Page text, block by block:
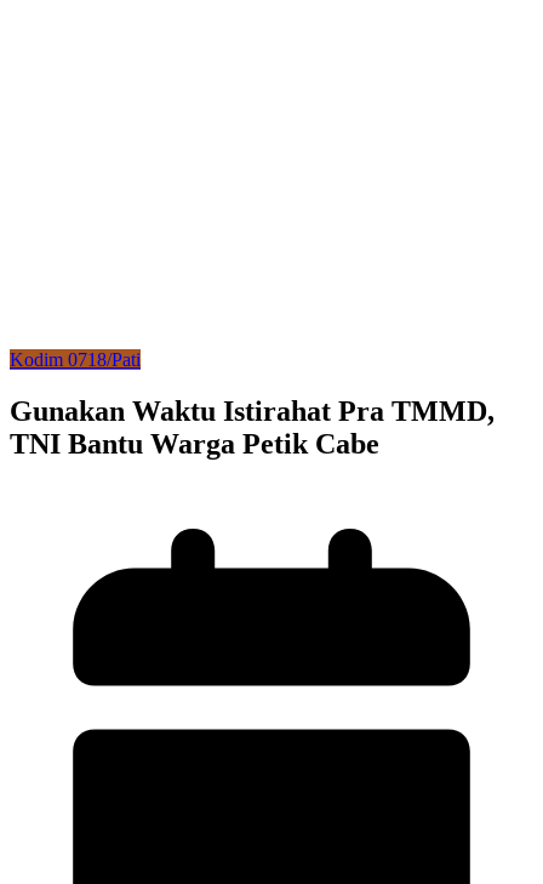
Kodim 0718/Pati
Gunakan Waktu Istirahat Pra TMMD,
TNI Bantu Warga Petik Cabe